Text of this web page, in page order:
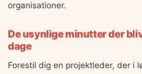
organisationer.
De usynlige minutter der
dage
Forestil dig en projektleder, der i